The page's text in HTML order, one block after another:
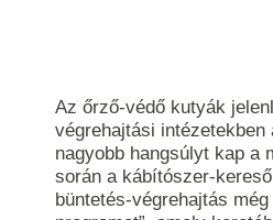
Az őrző-védő kutyák
végrehajtási
nagyobb hangsúlyt kap a
során a kábítószer-
büntetés-végrehajtás